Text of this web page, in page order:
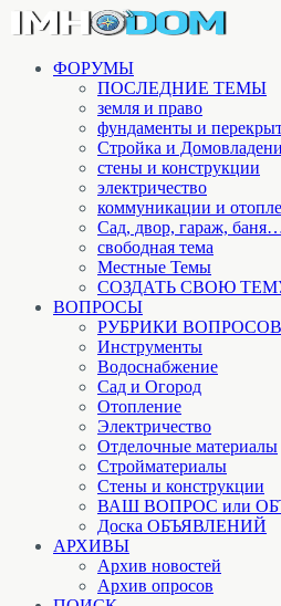
ФОРУМЫ
ПОСЛЕДНИЕ ТЕМЫ
земля и право
фундаменты и
Стройка и
стены и конструкции
электричество
коммуникации и
Cад, двор, гараж,
свободная тема
Местные Темы
СОЗДАТЬ СВОЮ
ВОПРОСЫ
РУБРИКИ ВОПРОСОВ
Инструменты
Водоснабжение
Сад и Огород
Отопление
Электричество
Отделочные материалы
Стройматериалы
Стены и конструкции
ВАШ ВОПРОС или
Доска ОБЪЯВЛЕНИЙ
АРХИВЫ
Архив новостей
Архив опросов